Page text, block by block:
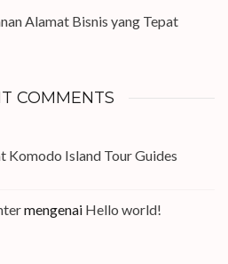
Alamat Bisnis yang Tepat
COMMENTS
Komodo Island Tour Guides
mengenai Hello world!